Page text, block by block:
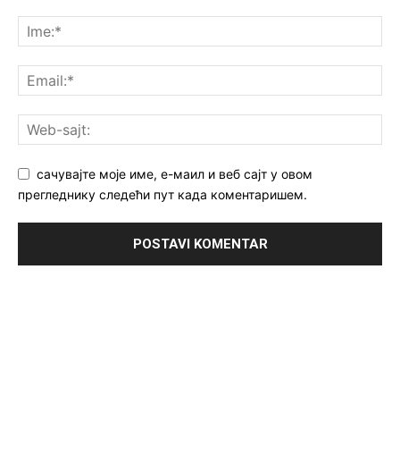
сачувајте моје име, е-маил и веб сајт у овом
прегледнику следећи пут када коментаришем.